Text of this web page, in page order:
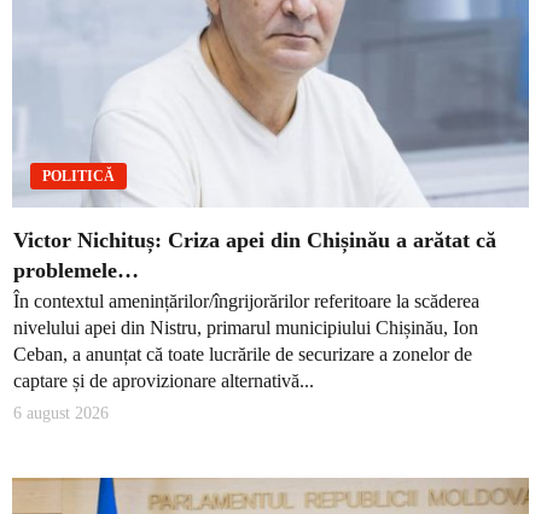
POLITICĂ
Victor Nichituș: Criza apei din Chișinău a arătat că
problemele…
În contextul amenințărilor/îngrijorărilor referitoare la scăderea
nivelului apei din Nistru, primarul municipiului Chișinău, Ion
Ceban, a anunțat că toate lucrările de securizare a zonelor de
captare și de aprovizionare alternativă...
6 august 2026